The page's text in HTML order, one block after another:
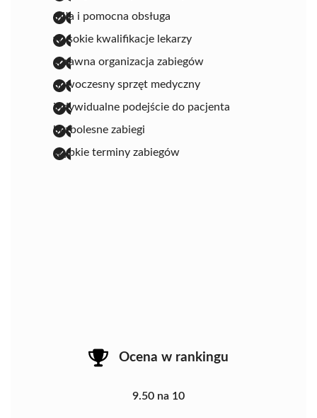
miła i pomocna obsługa
wysokie kwalifikacje lekarzy
sprawna organizacja zabiegów
nowoczesny sprzęt medyczny
indywidualne podejście do pacjenta
bezbolesne zabiegi
szybkie terminy zabiegów
Ocena w rankingu
9.50 na 10